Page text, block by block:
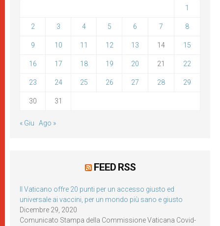
1
2 3 4 5 6 7 8
9 10 11 12 13 14 15
16 17 18 19 20 21 22
23 24 25 26 27 28 29
30 31
« Giu Ago »
FEED RSS
Il Vaticano offre 20 punti per un accesso giusto ed
universale ai vaccini, per un mondo più sano e giusto
Dicembre 29, 2020
Comunicato Stampa della Commissione Vaticana Covid-